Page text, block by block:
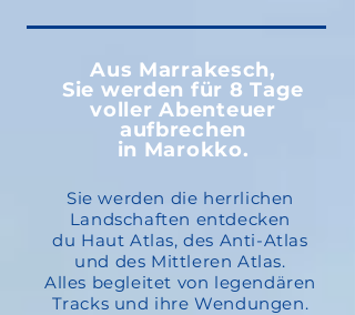
Aus Marrakesch,
Sie werden für 8 Tage
voller Abenteuer
aufbrechen
in Marokko.
Sie werden die herrlichen
Landschaften entdecken
du Haut Atlas,des Anti-Atlas
und des Mittleren Atlas.
Alles begleitet von legendären
Tracks und ihre Wendungen.